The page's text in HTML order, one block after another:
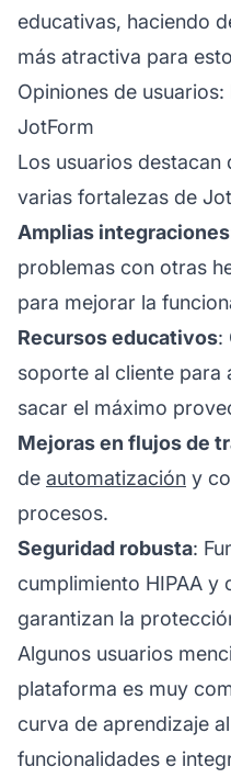
educativas, haciendo
más atractiva para
Opiniones de
JotForm
Los usuarios destacan
varias fortalezas de
Amplias integraciones
problemas con otras
para mejorar la
Recursos educativos:
soporte al cliente para
sacar el máximo
Mejoras en flujos de
de automatización y
procesos.
Seguridad robusta:
cumplimiento HIPAA y
garantizan la
Algunos usuarios
plataforma es muy
curva de aprendizaje
funcionalidades e